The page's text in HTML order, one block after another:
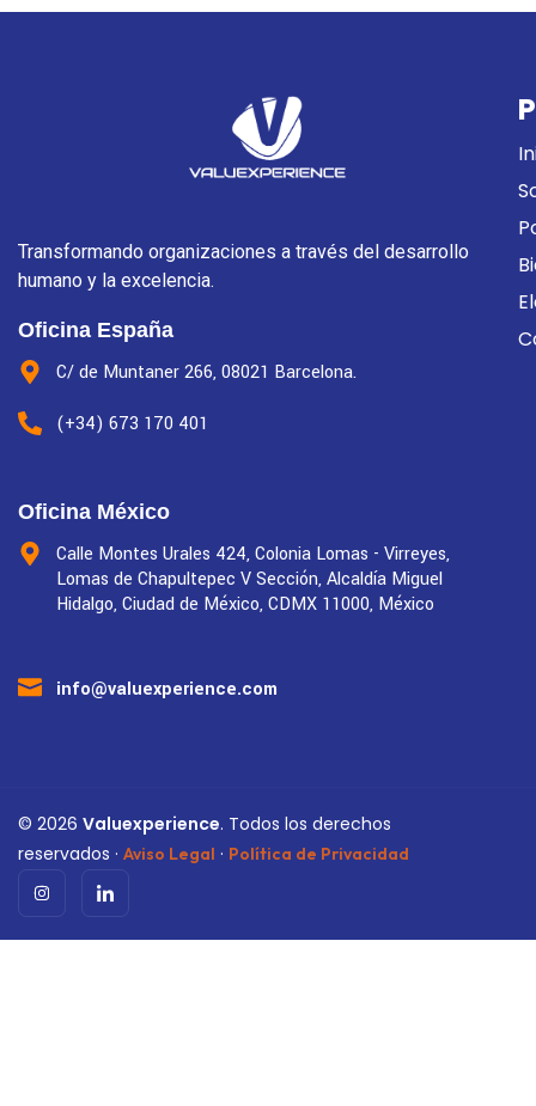
Transformando organizaciones a través del desarrollo
humano y la excelencia.
Oficina España
C/ de Muntaner 266, 08021 Barcelona.
(+34) 673 170 401
Oficina México
Calle Montes Urales 424, Colonia Lomas - Virreyes,
Lomas de Chapultepec V Sección, Alcaldía Miguel
Hidalgo, Ciudad de México, CDMX 11000, México
info@valuexperience.com
© 2026 Valuexperience. Todos los derechos
reservados · Aviso Legal · Política de Privacidad